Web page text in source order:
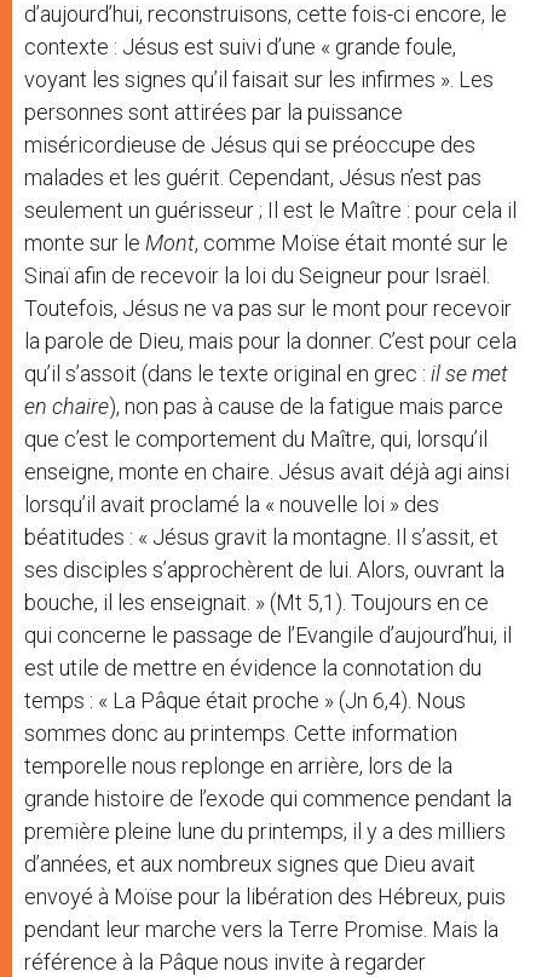
d’aujourd’hui, reconstruisons, cette fois-ci encore, le
contexte : Jésus est suivi d’une « grande foule,
voyant les signes qu’il faisait sur les infirmes ». Les
personnes sont attirées par la puissance
miséricordieuse de Jésus qui se préoccupe des
malades et les guérit. Cependant, Jésus n’est pas
seulement un guérisseur ; Il est le Maître : pour cela il
monte sur le Mont, comme Moïse était monté sur le
Sinaï afin de recevoir la loi du Seigneur pour Israël.
Toutefois, Jésus ne va pas sur le mont pour recevoir
la parole de Dieu, mais pour la donner. C’est pour cela
qu’il s’assoit (dans le texte original en grec : il se met
en chaire), non pas à cause de la fatigue mais parce
que c’est le comportement du Maître, qui, lorsqu’il
enseigne, monte en chaire. Jésus avait déjà agi ainsi
lorsqu’il avait proclamé la « nouvelle loi » des
béatitudes : « Jésus gravit la montagne. Il s’assit, et
ses disciples s’approchèrent de lui. Alors, ouvrant la
bouche, il les enseignait. » (Mt 5,1). Toujours en ce
qui concerne le passage de l’Evangile d’aujourd’hui, il
est utile de mettre en évidence la connotation du
temps : « La Pâque était proche » (Jn 6,4). Nous
sommes donc au printemps. Cette information
temporelle nous replonge en arrière, lors de la
grande histoire de l’exode qui commence pendant la
première pleine lune du printemps, il y a des milliers
d’années, et aux nombreux signes que Dieu avait
envoyé à Moïse pour la libération des Hébreux, puis
pendant leur marche vers la Terre Promise. Mais la
référence à la Pâque nous invite à regarder